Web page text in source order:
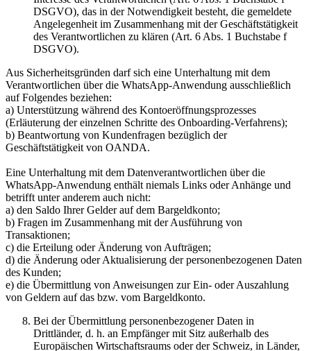
DSGVO), das in der Notwendigkeit besteht, die gemeldete
Angelegenheit im Zusammenhang mit der Geschäftstätigkeit
des Verantwortlichen zu klären (Art. 6 Abs. 1 Buchstabe f
DSGVO).
Aus Sicherheitsgründen darf sich eine Unterhaltung mit dem
Verantwortlichen über die WhatsApp-Anwendung ausschließlich
auf Folgendes beziehen:
a) Unterstützung während des Kontoeröffnungsprozesses
(Erläuterung der einzelnen Schritte des Onboarding-Verfahrens);
b) Beantwortung von Kundenfragen bezüglich der
Geschäftstätigkeit von OANDA.
Eine Unterhaltung mit dem Datenverantwortlichen über die
WhatsApp-Anwendung enthält niemals Links oder Anhänge und
betrifft unter anderem auch nicht:
a) den Saldo Ihrer Gelder auf dem Bargeldkonto;
b) Fragen im Zusammenhang mit der Ausführung von
Transaktionen;
c) die Erteilung oder Änderung von Aufträgen;
d) die Änderung oder Aktualisierung der personenbezogenen Daten
des Kunden;
e) die Übermittlung von Anweisungen zur Ein- oder Auszahlung
von Geldern auf das bzw. vom Bargeldkonto.
Bei der Übermittlung personenbezogener Daten in
Drittländer, d. h. an Empfänger mit Sitz außerhalb des
Europäischen Wirtschaftsraums oder der Schweiz, in Länder,